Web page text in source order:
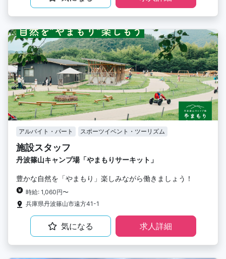
アルバイト・パート スポーツイベント・ツーリズム
施設スタッフ
丹波篠山キャンプ場「やまもりサーキット」
豊かな自然を「やまもり」楽しみながら働きましょう！
時給: 1,060円〜
兵庫県丹波篠山市遠方41-1
気になる 求人詳細